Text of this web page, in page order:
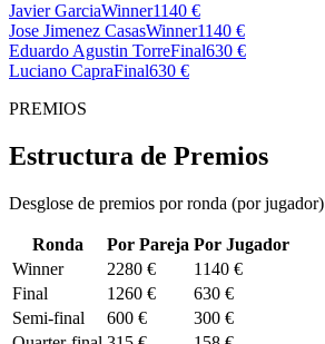
Javier GarciaWinner1140 €
Jose Jimenez CasasWinner1140 €
Eduardo Agustin TorreFinal630 €
Luciano CapraFinal630 €
PREMIOS
Estructura de Premios
Desglose de premios por ronda (por jugador)
Ronda Por Pareja Por Jugador
Winner
2280 €
1140 €
Final
1260 €
630 €
Semi-final
600 €
300 €